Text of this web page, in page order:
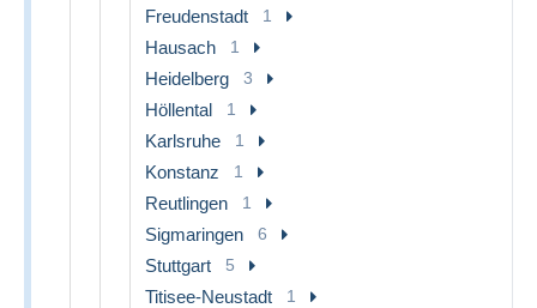
Freudenstadt 1
Hausach 1
Heidelberg 3
Höllental 1
Karlsruhe 1
Konstanz 1
Reutlingen 1
Sigmaringen 6
Stuttgart 5
Titisee-Neustadt 1